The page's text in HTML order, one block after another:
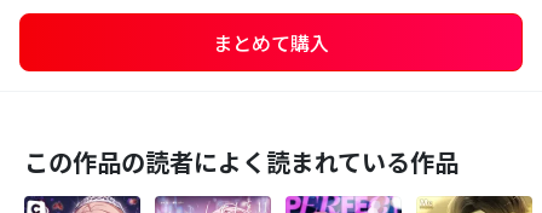
まとめて購入
この作品の読者によく読まれている作品